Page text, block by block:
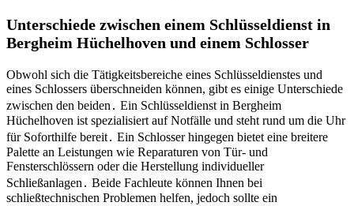
Unterschiede zwischen einem Schlüsseldienst in
Bergheim Hüchelhoven und einem Schlosser
Obwohl sich die Tätigkeitsbereiche eines Schlüsseldienstes und
eines Schlossers überschneiden können, gibt es einige Unterschiede
zwischen den beiden․ Ein Schlüsseldienst in Bergheim
Hüchelhoven ist spezialisiert auf Notfälle und steht rund um die Uhr
für Soforthilfe bereit․ Ein Schlosser hingegen bietet eine breitere
Palette an Leistungen wie Reparaturen von Tür- und
Fensterschlössern oder die Herstellung individueller
Schließanlagen․ Beide Fachleute können Ihnen bei
schließtechnischen Problemen helfen, jedoch sollte ein